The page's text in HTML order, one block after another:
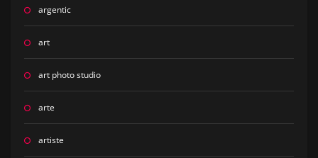
argentic
art
art photo studio
arte
artiste